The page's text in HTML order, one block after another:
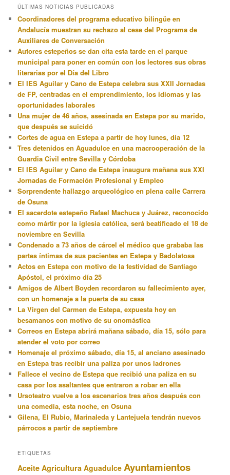
ÚLTIMAS NOTICIAS PUBLICADAS
Coordinadores del programa educativo bilingüe en
Andalucía muestran su rechazo al cese del Programa de
Auxiliares de Conversación
Autores estepeños se dan cita esta tarde en el parque
municipal para poner en común con los lectores sus obras
literarias por el Día del Libro
El IES Aguilar y Cano de Estepa celebra sus XXII Jornadas
de FP, centradas en el emprendimiento, los idiomas y las
oportunidades laborales
Una mujer de 46 años, asesinada en Estepa por su marido,
que después se suicidó
Cortes de agua en Estepa a partir de hoy lunes, día 12
Tres detenidos en Aguadulce en una macrooperación de la
Guardia Civil entre Sevilla y Córdoba
El IES Aguilar y Cano de Estepa inaugura mañana sus XXI
Jornadas de Formación Profesional y Empleo
Sorprendente hallazgo arqueológico en plena calle Carrera
de Osuna
El sacerdote estepeño Rafael Machuca y Juárez, reconocido
como mártir por la iglesia católica, será beatificado el 18 de
noviembre en Sevilla
Condenado a 73 años de cárcel el médico que grababa las
partes íntimas de sus pacientes en Estepa y Badolatosa
Actos en Estepa con motivo de la festividad de Santiago
Apóstol, el próximo día 25
Amigos de Albert Boyden recordaron su fallecimiento ayer,
con un homenaje a la puerta de su casa
La Virgen del Carmen de Estepa, expuesta hoy en
besamanos con motivo de su onomástica
Correos en Estepa abrirá mañana sábado, día 15, sólo para
atender el voto por correo
Homenaje el próximo sábado, día 15, al anciano asesinado
en Estepa tras recibir una paliza por unos ladrones
Fallece el vecino de Estepa que recibió una paliza en su
casa por los asaltantes que entraron a robar en ella
Ursoteatro vuelve a los escenarios tres años después con
una comedia, esta noche, en Osuna
Gilena, El Rubio, Marinaleda y Lantejuela tendrán nuevos
párrocos a partir de septiembre
ETIQUETAS
Aceite Agricultura Aguadulce Ayuntamientos